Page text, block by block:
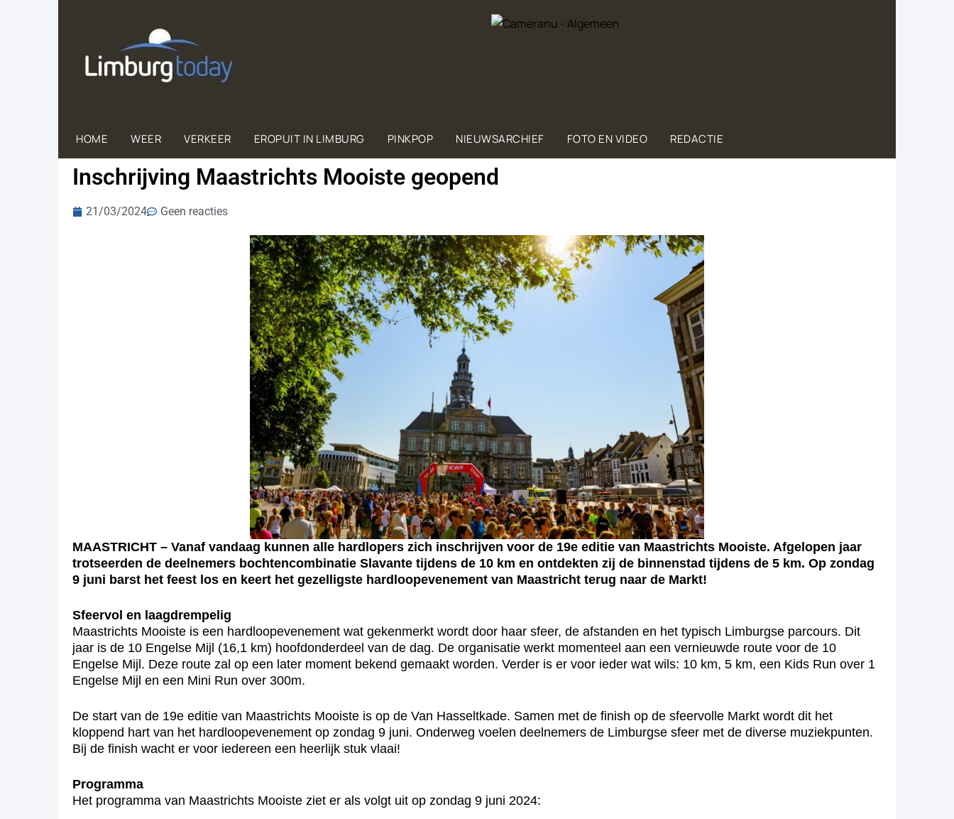
HOME WEER VERKEER EROPUIT IN LIMBURG PINKPOP NIEUWSARCHIEF FOTO EN VIDEO REDACTIE
Inschrijving Maastrichts Mooiste geopend
21/03/2024 Geen reacties
MAASTRICHT – Vanaf vandaag kunnen alle hardlopers zich inschrijven voor de 19e editie van Maastrichts Mooiste. Afgelopen jaar
trotseerden de deelnemers bochtencombinatie Slavante tijdens de 10 km en ontdekten zij de binnenstad tijdens de 5 km. Op zondag
9 juni barst het feest los en keert het gezelligste hardloopevenement van Maastricht terug naar de Markt!
Sfeervol en laagdrempelig
Maastrichts Mooiste is een hardloopevenement wat gekenmerkt wordt door haar sfeer, de afstanden en het typisch Limburgse parcours. Dit
jaar is de 10 Engelse Mijl (16,1 km) hoofdonderdeel van de dag. De organisatie werkt momenteel aan een vernieuwde route voor de 10
Engelse Mijl. Deze route zal op een later moment bekend gemaakt worden. Verder is er voor ieder wat wils: 10 km, 5 km, een Kids Run over 1
Engelse Mijl en een Mini Run over 300m.
De start van de 19e editie van Maastrichts Mooiste is op de Van Hasseltkade. Samen met de finish op de sfeervolle Markt wordt dit het
kloppend hart van het hardloopevenement op zondag 9 juni. Onderweg voelen deelnemers de Limburgse sfeer met de diverse muziekpunten.
Bij de finish wacht er voor iedereen een heerlijk stuk vlaai!
Programma
Het programma van Maastrichts Mooiste ziet er als volgt uit op zondag 9 juni 2024: